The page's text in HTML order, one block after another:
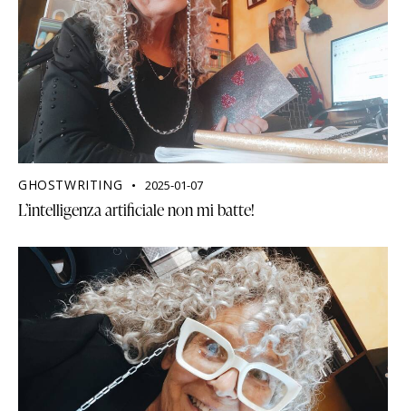
GHOSTWRITING 2025-01-07
L’intelligenza artificiale non mi batte!